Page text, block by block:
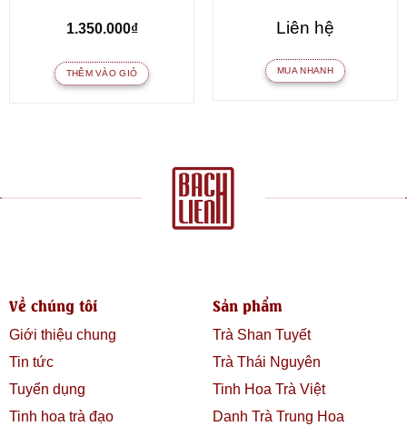
1.350.000₫
THÊM VÀO GIỎ
Liên hệ
MUA NHANH
Về chúng tôi
Giới thiệu chung
Tin tức
Tuyển dụng
Tinh hoa trà đạo
Sản phẩm
Trà Shan Tuyết
Trà Thái Nguyên
Tinh Hoa Trà Việt
Danh Trà Trung Hoa